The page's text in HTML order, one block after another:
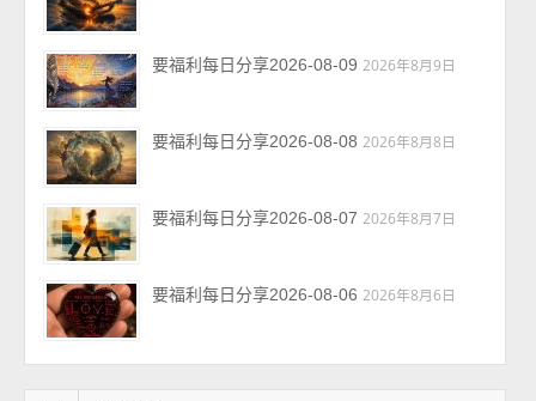
要福利每日分享2026-08-09 2026年8月9日
要福利每日分享2026-08-08 2026年8月8日
要福利每日分享2026-08-07 2026年8月7日
要福利每日分享2026-08-06 2026年8月6日